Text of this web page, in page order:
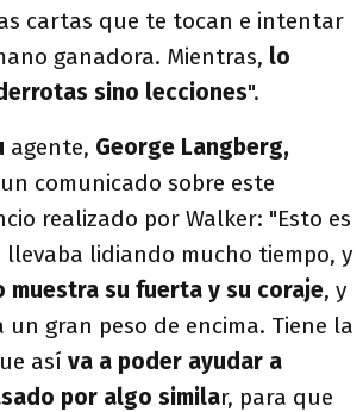
cartas que te tocan e intentar
ganadora. Mientras, lo
sino lecciones".
agente, George Langberg,
comunicado sobre este
realizado por Walker: "Esto es
lidiando mucho tiempo, y
muestra su fuerta y su coraje, y
gran peso de encima. Tiene la
así va a poder ayudar a
por algo similar, para que